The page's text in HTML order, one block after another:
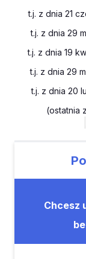
t.j. z dnia 21
t.j. z dnia 29
t.j. z dnia 19
t.j. z dnia 29
t.j. z dnia 20
(ostatnia
Chcesz